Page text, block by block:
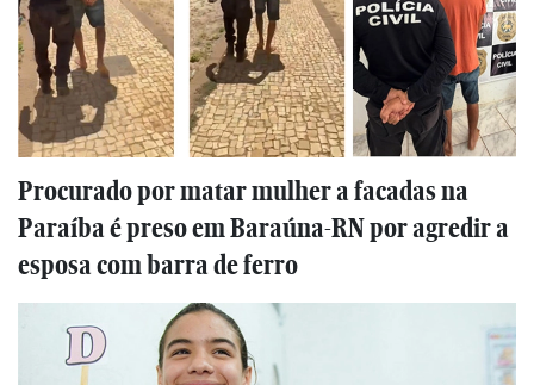
Procurado por matar mulher a facadas na
Paraíba é preso em Baraúna-RN por agredir a
esposa com barra de ferro